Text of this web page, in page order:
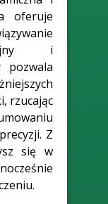
oferuje
i
pozwala
rzucając
Z
się w